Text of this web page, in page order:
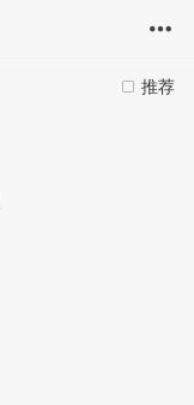
推荐